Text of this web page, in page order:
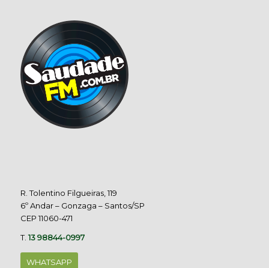
R. Tolentino Filgueiras, 119
6º Andar – Gonzaga – Santos/SP
CEP 11060-471
T.13 98844-0997
WHATSAPP